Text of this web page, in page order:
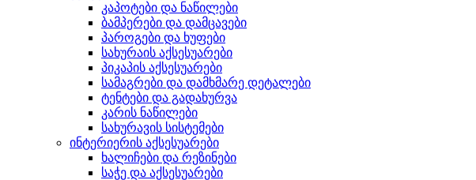
კაპოტები და ნაწილები
ბამპერები და დამცავები
პაროგები და ხუფები
სახურაის აქსესუარები
პიკაპის აქსესუარები
სამაგრები და დამხმარე დეტალები
ტენტები და გადახურვა
კარის ნაწილები
სახურავის სისტემები
ინტერიერის აქსესუარები
ხალიჩები და რეზინები
საჭე და აქსესუარები